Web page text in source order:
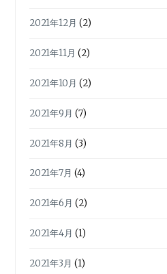
2021年12月 (2)
2021年11月 (2)
2021年10月 (2)
2021年9月 (7)
2021年8月 (3)
2021年7月 (4)
2021年6月 (2)
2021年4月 (1)
2021年3月 (1)